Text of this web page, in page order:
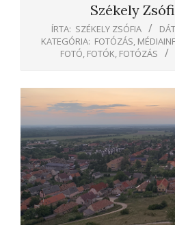
Székely
ÍRTA: SZÉKELY ZSÓFIA
KATEGÓRIA: FOTÓZÁS,
FOTÓ, FOTÓK, FOTÓZÁS